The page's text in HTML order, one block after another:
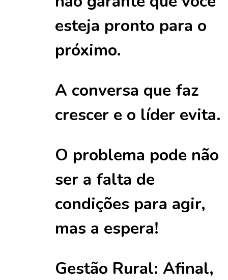
esteja pronto para o
próximo.
A conversa que faz
crescer e o líder evita.
O problema pode não
ser a falta de
condições para agir,
mas a espera!
Gestão Rural: Afinal,